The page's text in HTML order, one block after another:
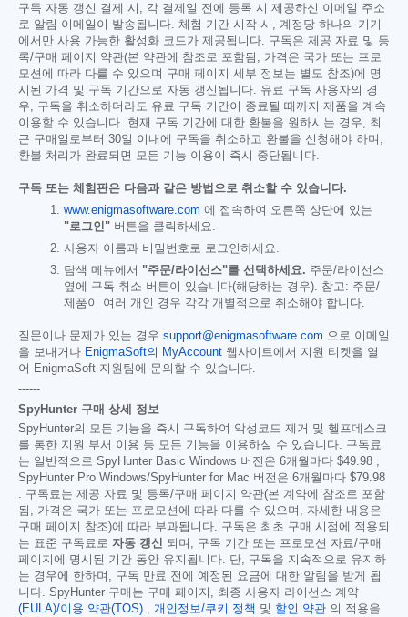
구독 자동 갱신 결제 시, 각 결제일 전에 등록 시 제공하신 이메일 주소
로 알림 이메일이 발송됩니다. 체험 기간 시작 시, 계정당 하나의 기기
에서만 사용 가능한 활성화 코드가 제공됩니다. 구독은 제공 자료 및 등
록/구매 페이지 약관(본 약관에 참조로 포함됨, 가격은 국가 또는 프로
모션에 따라 다를 수 있으며 구매 페이지 세부 정보는 별도 참조)에 명
시된 가격 및 구독 기간으로 자동 갱신됩니다. 유료 구독 사용자의 경
우, 구독을 취소하더라도 유료 구독 기간이 종료될 때까지 제품을 계속
이용할 수 있습니다. 현재 구독 기간에 대한 환불을 원하시는 경우, 최
근 구매일로부터 30일 이내에 구독을 취소하고 환불을 신청해야 하며,
환불 처리가 완료되면 모든 기능 이용이 즉시 중단됩니다.
구독 또는 체험판은 다음과 같은 방법으로 취소할 수 있습니다.
www.enigmasoftware.com 에 접속하여 오른쪽 상단에 있는
"로그인" 버튼을 클릭하세요.
사용자 이름과 비밀번호로 로그인하세요.
탐색 메뉴에서 "주문/라이선스"를 선택하세요. 주문/라이선스
옆에 구독 취소 버튼이 있습니다(해당하는 경우). 참고: 주문/
제품이 여러 개인 경우 각각 개별적으로 취소해야 합니다.
질문이나 문제가 있는 경우 support@enigmasoftware.com 으로 이메일
을 보내거나 EnigmaSoft의 MyAccount 웹사이트에서 지원 티켓을 열
어 EnigmaSoft 지원팀에 문의할 수 있습니다.
------
SpyHunter 구매 상세 정보
SpyHunter의 모든 기능을 즉시 구독하여 악성코드 제거 및 헬프데스크
를 통한 지원 부서 이용 등 모든 기능을 이용하실 수 있습니다. 구독료
는 일반적으로 SpyHunter Basic Windows 버전은 6개월마다 $49.98 ,
SpyHunter Pro Windows/SpyHunter for Mac 버전은 6개월마다 $79.98
. 구독료는 제공 자료 및 등록/구매 페이지 약관(본 계약에 참조로 포함
됨, 가격은 국가 또는 프로모션에 따라 다를 수 있으며, 자세한 내용은
구매 페이지 참조)에 따라 부과됩니다. 구독은 최초 구매 시점에 적용되
는 표준 구독료로 자동 갱신 되며, 구독 기간 또는 프로모션 자료/구매
페이지에 명시된 기간 동안 유지됩니다. 단, 구독을 지속적으로 유지하
는 경우에 한하며, 구독 만료 전에 예정된 요금에 대한 알림을 받게 됩
니다. SpyHunter 구매는 구매 페이지, 최종 사용자 라이선스 계약
(EULA)/이용 약관(TOS) , 개인정보/쿠키 정책 및 할인 약관 의 적용을